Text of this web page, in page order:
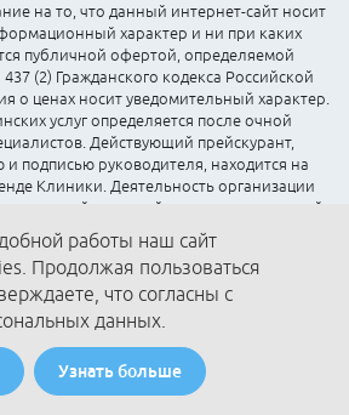
на то, что данный интернет-сайт носит
характер и ни при каких
публичной офертой, определяемой
(2) Гражданского кодекса Российской
о ценах носит уведомительный характер.
услуг определяется после очной
Действующий прейскурант,
подписью руководителя, находится на
Клиники. Деятельность организации
действующей лицензии, выданной
Здравоохранения РФ
телефон
работы наш сайт
Продолжая пользоваться
что согласны с
данных.
Узнать больше